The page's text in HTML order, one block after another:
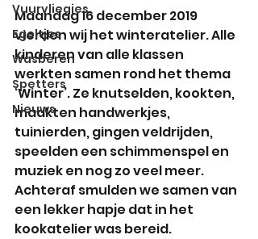
Vuurvliegjes
Egeltjes
Wasberen
Spetters
Nieuws
Maandag 16 december 2019
vierden wij het winteratelier. Alle
kinderen van alle klassen
werkten samen rond het thema
‘Winter’. Ze knutselden, kookten,
maakten handwerkjes,
tuinierden, gingen veldrijden,
speelden een schimmenspel en
muziek en nog zo veel meer.
Achteraf smulden we samen van
een lekker hapje dat in het
kookatelier was bereid.